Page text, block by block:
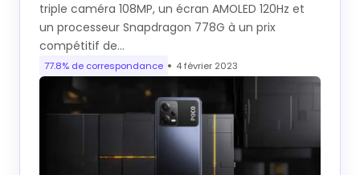
triple caméra 108MP, un écran AMOLED 120Hz et
un processeur Snapdragon 778G à un prix
compétitif de…
77.8% de correspondance 4 février 2023